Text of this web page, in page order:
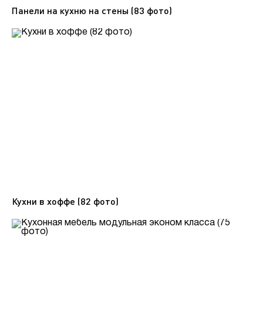
Панели на кухню на стены (83 фото)
Кухни в хоффе (82 фото)